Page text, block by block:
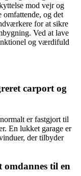
mod vejr og
omfattende, og det
for at sikre
Ved at lave
og værdifuld
carport og
er fastgjort til
En lukket garage er
der tilbyder
til en